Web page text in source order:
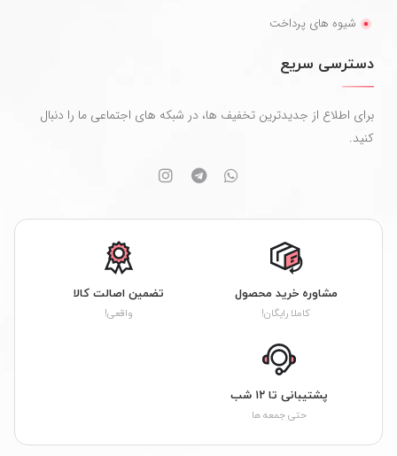
شیوه های پرداخت
دسترسی سریع
برای اطلاع از جدیدترین تخفیف ها، در شبکه های اجتماعی ما را دنبال
کنید.
مشاوره خرید محصول
کاملا رایگان!
تضمین اصالت کالا
واقعی!
پشتیبانی تا ۱۲ شب
حتی جمعه ها